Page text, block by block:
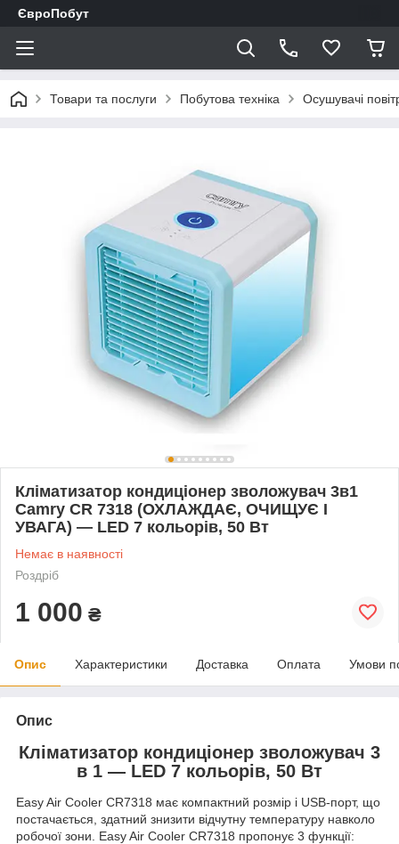
ЄвроПобут
Товари та послуги Побутова техніка Осушувачі
Кліматизатор кондиціонер зволожувач 3в1
Camry CR 7318 (ОХЛАЖДАЄ, ОЧИЩУЄ І
УВАГА) — LED 7 кольорів, 50 Вт
Немає в наявності
Роздріб
1 000 ₴
Опис Характеристики Доставка Оплата Умови
Опис
Кліматизатор кондиціонер зволожувач 3
в 1 — LED 7 кольорів, 50 Вт
Easy Air Cooler CR7318 має компактний розмір і USB-порт, що
постачається, здатний знизити відчутну температуру навколо
робочої зони. Easy Air Cooler CR7318 пропонує 3 функції: